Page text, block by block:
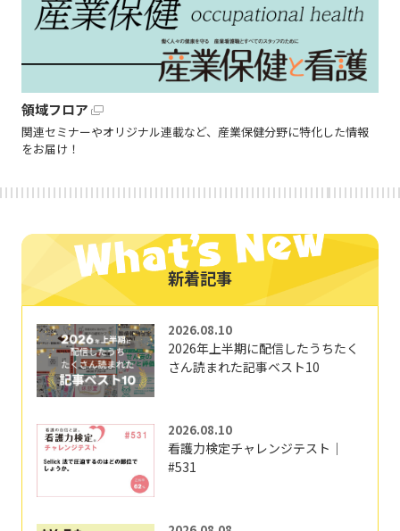
領域フロア
関連セミナーやオリジナル連載など、産業保健分野に特化した情報
をお届け！
新着記事
2026.08.10
2026年上半期に配信したうちたく
さん読まれた記事ベスト10
2026.08.10
看護力検定チャレンジテスト｜
#531